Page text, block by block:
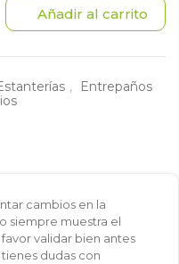
Añadir al carrito
,
Entrepaños
cambios en la
siempre muestra el
validar bien antes
dudas con